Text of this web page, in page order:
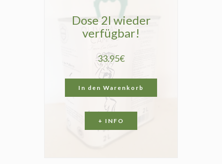
Dose 2l wieder
verfügbar!
33.95€
In den Warenkorb
+ INFO